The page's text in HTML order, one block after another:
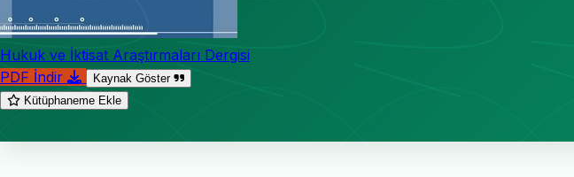
Hukuk ve İktisat Araştırmaları Dergisi
PDF İndir
Kaynak Göster
Kütüphaneme Ekle